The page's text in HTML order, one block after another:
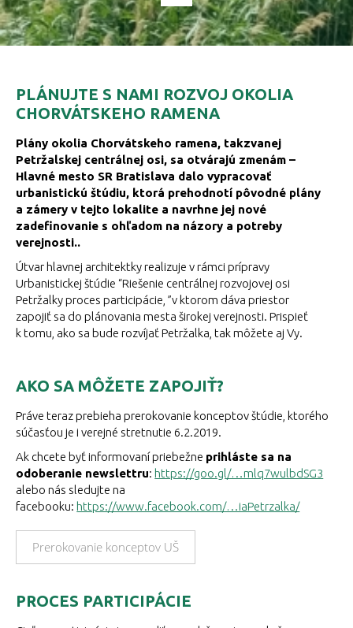
PLÁNUJTE S NAMI ROZVOJ OKOLIA
CHORVÁTSKEHO RAMENA
Plány okolia Chorvátskeho ramena, takzvanej
Petržalskej centrálnej osi, sa otvárajú zmenám –
Hlavné mesto SR Bratislava dalo vypracovať
urbanistickú štúdiu, ktorá prehodnotí pôvodné plány
a zámery v tejto lokalite a navrhne jej nové
zadefinovanie s ohľadom na názory a potreby
verejnosti..
Útvar hlavnej architektky realizuje v rámci prípravy
Urbanistickej štúdie “Riešenie centrálnej rozvojovej osi
Petržalky proces participácie, ”v ktorom dáva priestor
zapojiť sa do plánovania mesta širokej verejnosti. Prispieť
k tomu, ako sa bude rozvíjať Petržalka, tak môžete aj Vy.
AKO SA MÔŽETE ZAPOJIŤ?
Práve teraz prebieha prerokovanie konceptov štúdie, ktorého
súčasťou je i verejné stretnutie 6.2.2019.
Ak chcete byť informovaní priebežne prihláste sa na
odoberanie newslettru: https://goo.gl/…mlq7wulbdSG3
alebo nás sledujte na
facebooku: https://www.facebook.com/…iaPetrzalka/
Prerokovanie konceptov UŠ
PROCES PARTICIPÁCIE